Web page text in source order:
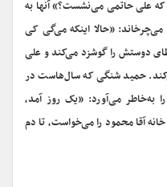
علی حاتمی می‌نشست؟» آنها به
«حالا اینکه می‌گی کی
دوستش را گوشزد می‌کند و علی
حمید شنگی که سال‌هاست در
به‌خاطر می‌آورد: «یک روز آمد،
آقا محمود را می‌خواست، تا دم